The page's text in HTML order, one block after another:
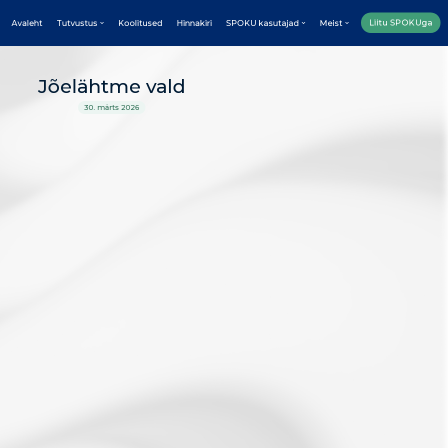
Avaleht Tutvustus Koolitused Hinnakiri SPOKU kasutajad Meist Liitu SPOKUga
Jõelähtme vald
30. märts 2026